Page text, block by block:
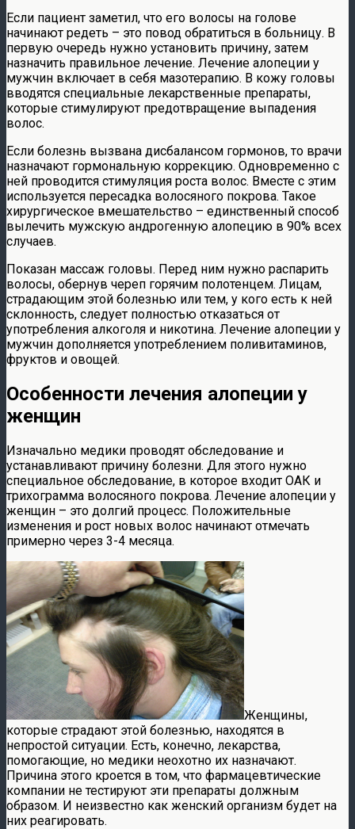
Если пациент заметил, что его волосы на голове
начинают редеть – это повод обратиться в больницу. В
первую очередь нужно установить причину, затем
назначить правильное лечение. Лечение алопеции у
мужчин включает в себя мазотерапию. В кожу головы
вводятся специальные лекарственные препараты,
которые стимулируют предотвращение выпадения
волос.
Если болезнь вызвана дисбалансом гормонов, то врачи
назначают гормональную коррекцию. Одновременно с
ней проводится стимуляция роста волос. Вместе с этим
используется пересадка волосяного покрова. Такое
хирургическое вмешательство – единственный способ
вылечить мужскую андрогенную алопецию в 90% всех
случаев.
Показан массаж головы. Перед ним нужно распарить
волосы, обернув череп горячим полотенцем. Лицам,
страдающим этой болезнью или тем, у кого есть к ней
склонность, следует полностью отказаться от
употребления алкоголя и никотина. Лечение алопеции у
мужчин дополняется употреблением поливитаминов,
фруктов и овощей.
Особенности лечения алопеции у
женщин
Изначально медики проводят обследование и
устанавливают причину болезни. Для этого нужно
специальное обследование, в которое входит ОАК и
трихограмма волосяного покрова. Лечение алопеции у
женщин – это долгий процесс. Положительные
изменения и рост новых волос начинают отмечать
примерно через 3-4 месяца.
Женщины,
которые страдают этой болезнью, находятся в
непростой ситуации. Есть, конечно, лекарства,
помогающие, но медики неохотно их назначают.
Причина этого кроется в том, что фармацевтические
компании не тестируют эти препараты должным
образом. И неизвестно как женский организм будет на
них реагировать.